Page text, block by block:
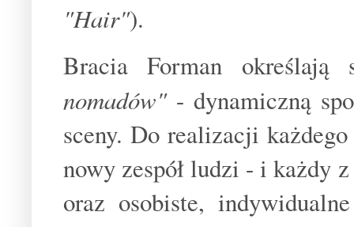
"Hair").
Bracia Forman
nomadów"- dynamiczną
sceny. Do realizacji
nowy zespół ludzi - i każdy
oraz osobiste,